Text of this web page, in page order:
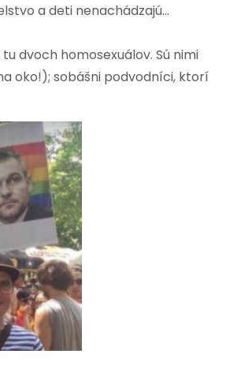
a deti nenachádzajú…
dvoch homosexuálov. Sú nimi
oko!); sobášni podvodníci, ktorí